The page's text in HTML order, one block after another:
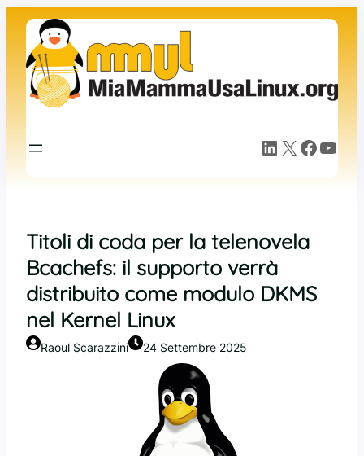
contenuto
LinkedIn X Facebook YouTube
Titoli di coda per la telenovela
Bcachefs: il supporto verrà
distribuito come modulo DKMS
nel Kernel Linux
Raoul Scarazzini 24 Settembre 2025